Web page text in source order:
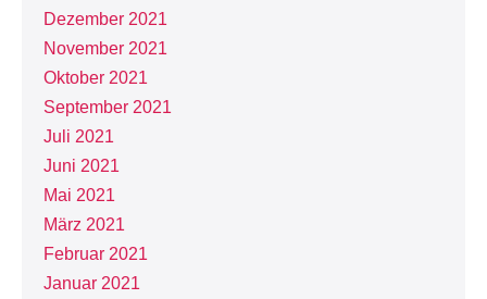
Dezember 2021
November 2021
Oktober 2021
September 2021
Juli 2021
Juni 2021
Mai 2021
März 2021
Februar 2021
Januar 2021